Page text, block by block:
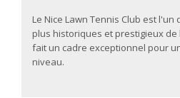
Le Nice Lawn Tennis Club est
plus historiques et prestigieux de
fait un cadre exceptionnel pour
niveau.